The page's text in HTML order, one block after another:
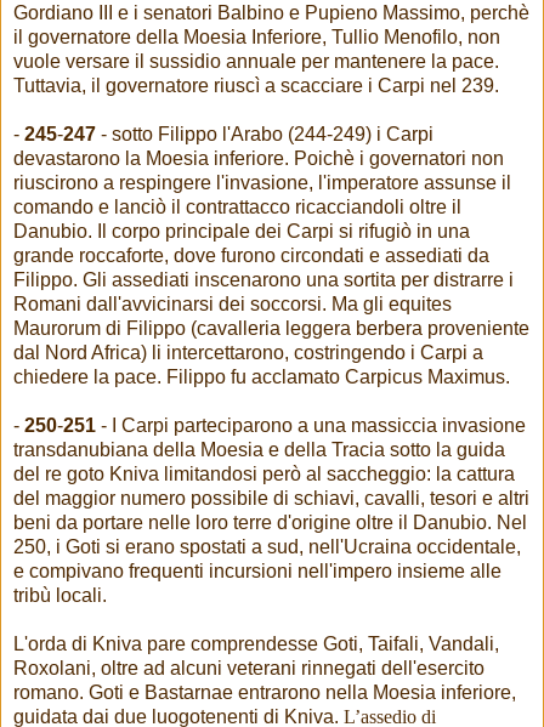
Gordiano III e i senatori Balbino e Pupieno Massimo, perchè
il governatore della Moesia Inferiore, Tullio Menofilo, non
vuole versare il sussidio annuale per mantenere la pace.
Tuttavia, il governatore riuscì a scacciare i Carpi nel 239.
- 245-247 - sotto Filippo l'Arabo (244-249) i Carpi
devastarono la Moesia inferiore. Poichè i governatori non
riuscirono a respingere l'invasione, l'imperatore assunse il
comando e lanciò il contrattacco ricacciandoli oltre il
Danubio. Il corpo principale dei Carpi si rifugiò in una
grande roccaforte, dove furono circondati e assediati da
Filippo. Gli assediati inscenarono una sortita per distrarre i
Romani dall'avvicinarsi dei soccorsi. Ma gli equites
Maurorum di Filippo (cavalleria leggera berbera proveniente
dal Nord Africa) li intercettarono, costringendo i Carpi a
chiedere la pace. Filippo fu acclamato Carpicus Maximus.
- 250-251 - I Carpi parteciparono a una massiccia invasione
transdanubiana della Moesia e della Tracia sotto la guida
del re goto Kniva limitandosi però al saccheggio: la cattura
del maggior numero possibile di schiavi, cavalli, tesori e altri
beni da portare nelle loro terre d'origine oltre il Danubio. Nel
250, i Goti si erano spostati a sud, nell'Ucraina occidentale,
e compivano frequenti incursioni nell'impero insieme alle
tribù locali.
L'orda di Kniva pare comprendesse Goti, Taifali, Vandali,
Roxolani, oltre ad alcuni veterani rinnegati dell'esercito
romano. Goti e Bastarnae entrarono nella Moesia inferiore,
guidata dai due luogotenenti di Kniva. L’assedio di